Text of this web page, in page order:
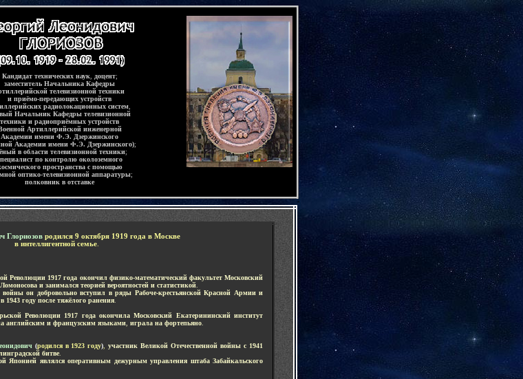
Кандидат технических наук, доцент;
заместитель Начальника Кафедры
телевизионной техники
и приёмо-передающих устройств
радиолокационных систем
Начальник Кафедры телевизионной
техники и радиоприёмных устройств
Артиллерийской инженерной
Академии имени Ф.Э. Дзержинского
Академии имени Ф.Э. Дзержинского);
в области телевизионной техники;
по контролю околоземного
пространства с помощью
оптико-телевизионной аппаратуры;
полковник в отставке
-
Глориозов родился 9 октября 1919 года в Москве
в интеллигентной семье
Революции 1917 года окончил физико-математический факультет Московский
и занимался теорией вероятностей и статистикой
он добровольно вступил в ряды Рабоче-крестьянской Красной Армии и
1943 году после тяжёлого ранения
Революции 1917 года окончила Московский Екатерининский институт
английским и французским языками играла на фортепьяно
(родился в 1923 году) ,участник Великой Отечественной войны с 1941
битве
Японией являлся оперативным дежурным управления штаба Забайкальского